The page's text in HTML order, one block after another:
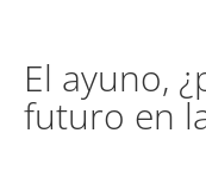
El ayuno,
futuro en